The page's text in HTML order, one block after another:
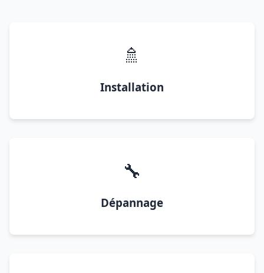
🚿
Installation
🔧
Dépannage